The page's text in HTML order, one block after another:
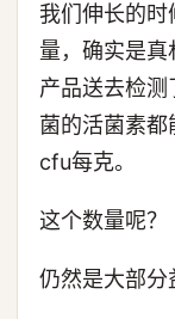
我们伸长的
量，确实是
产品送去检
菌的活菌素都
cfu每克。
这个数量呢？
仍然是大部分